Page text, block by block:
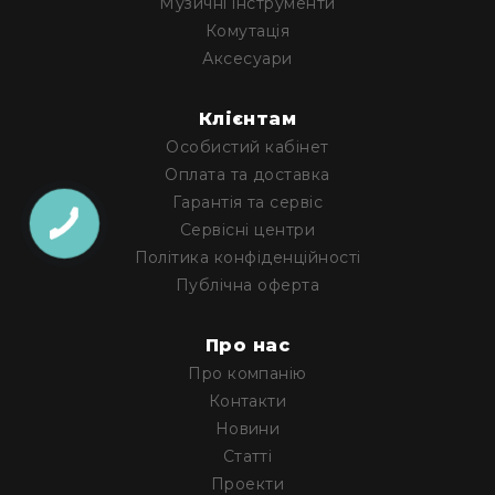
Генератори
піни
Генератори
Генератори
мильних
Рідина
для
генераторів
Управління
світлом
інтерфейси
DMX
контролери
Приймально-
передавачі
DMX
Комутація
Аксесуари
Клієнтам
Особистий кабінет
Оплата та доставка
Гарантія та сервіс
Сервісні центри
Політика конфіденційності
Публічна оферта
Про нас
Про компанію
Контакти
Новини
Статті
Проекти